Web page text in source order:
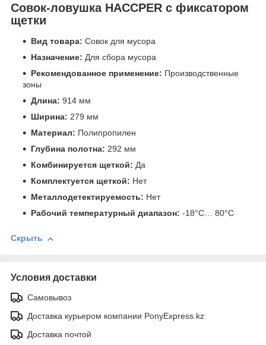
Совок-ловушка HACCPER с фиксатором
щетки
Вид товара: Совок для мусора
Назначение: Для сбора мусора
Рекомендованное применение: Производственные
зоны
Длина: 914 мм
Ширина: 279 мм
Материал: Полипропилен
Глубина полотна: 292 мм
Комбинируется щеткой: Да
Комплектуется щеткой: Нет
Металлодетектируемость: Нет
Рабочий температурный диапазон: -18°С… 80°С
Скрыть
Условия доставки
Самовывоз
Доставка курьером компании PonyExpress.kz
Доставка почтой